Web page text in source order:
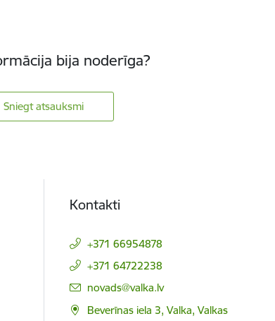
bija noderīga?
Sniegt atsauksmi
Kontakti
+371 66954878
+371 64722238
E-pasts:
novads@valka.lv
Beverīnas iela 3, Valka, Valkas